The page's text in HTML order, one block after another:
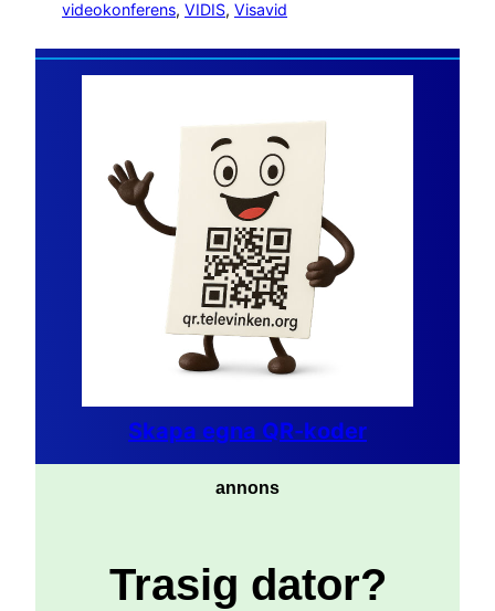
videokonferens, VIDIS, Visavid
Skapa egna QR-koder
annons
Trasig dator?